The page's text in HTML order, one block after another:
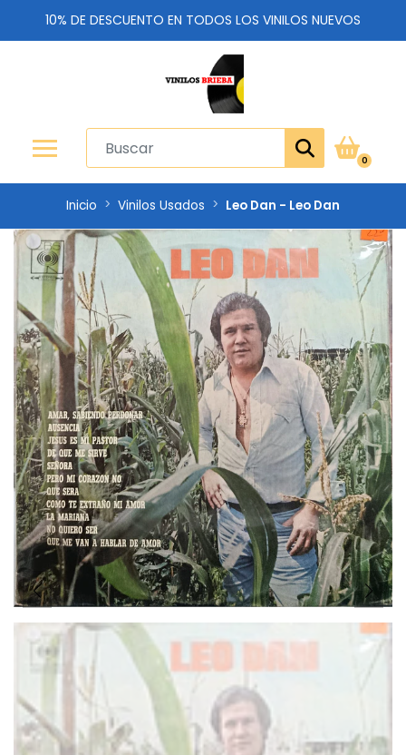
10% DE DESCUENTO EN TODOS LOS VINILOS NUEVOS
0
Inicio Vinilos Usados Leo Dan - Leo Dan